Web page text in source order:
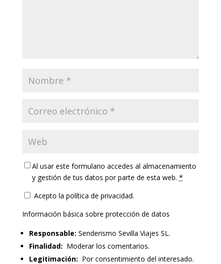
Al usar este formulario accedes al almacenamiento
y gestión de tus datos por parte de esta web. *
Acepto la política de privacidad.
Información básica sobre protección de datos
Responsable: Senderismo Sevilla Viajes SL.
Finalidad: Moderar los comentarios.
Legitimación: Por consentimiento del interesado.